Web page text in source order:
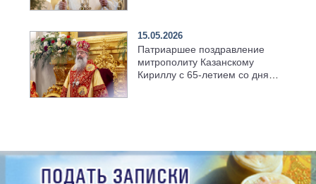
15.05.2026
Патриаршее поздравление
митрополиту Казанскому
Кириллу с 65-летием со дня